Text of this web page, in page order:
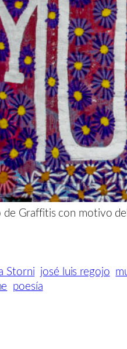
de Graffitis con motivo
Storni josé luis regojo
poesía